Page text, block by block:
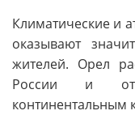
Климатические и
оказывают
жителей. Орел
России и
континентальным